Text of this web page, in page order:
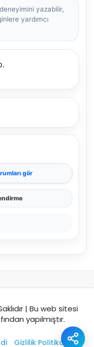
yazabilir,
yardımcı
gör
| Bu web sitesi
yapılmıştır.
Gizlilik Politikası
akıllı rota
🚶 Yürüyüş